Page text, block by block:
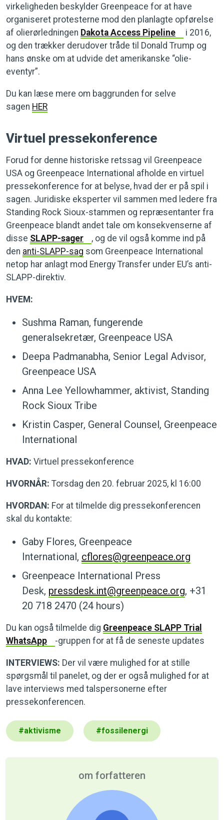
virkeligheden beskylder Greenpeace for at have
organiseret protesterne mod den planlagte opførelse
af olierørledningen Dakota Access Pipeline
i 2016,
og den trækker derudover tråde til Donald Trump og
hans ønske om at udvide det amerikanske “olie-
eventyr”.
Du kan læse mere om baggrunden for selve
sagen HER
Virtuel pressekonference
Forud for denne historiske retssag vil Greenpeace
USA og Greenpeace International afholde en virtuel
pressekonference for at belyse, hvad der er på spil i
sagen. Juridiske eksperter vil sammen med ledere fra
Standing Rock Sioux-stammen og repræsentanter fra
Greenpeace blandt andet tale om konsekvenserne af
disse SLAPP-sager
, og de vil også komme ind på
den anti-SLAPP-sag som Greenpeace International
netop har anlagt mod Energy Transfer under EU’s anti-
SLAPP-direktiv.
HVEM:
Sushma Raman, fungerende
generalsekretær, Greenpeace USA
Deepa Padmanabha, Senior Legal Advisor,
Greenpeace USA
Anna Lee Yellowhammer, aktivist, Standing
Rock Sioux Tribe
Kristin Casper, General Counsel, Greenpeace
International
HVAD: Virtuel pressekonference
HVORNÅR: Torsdag den 20. februar 2025, kl 16:00
HVORDAN: For at tilmelde dig pressekonferencen
skal du kontakte:
Gaby Flores, Greenpeace
International, cflores@greenpeace.org
Greenpeace International Press
Desk, pressdesk.int@greenpeace.org, +31
20 718 2470 (24 hours)
Du kan også tilmelde dig Greenpeace SLAPP Trial
WhatsApp
-gruppen for at få de seneste updates
INTERVIEWS: Der vil være mulighed for at stille
spørgsmål til panelet, og der er også mulighed for at
lave interviews med talspersonerne efter
pressekonferencen.
#aktivisme #fossilenergi
om forfatteren